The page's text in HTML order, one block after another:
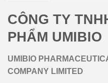
CÔNG TY
PHẨM UMIBIO
UMIBIO
COMPANY LIMITED